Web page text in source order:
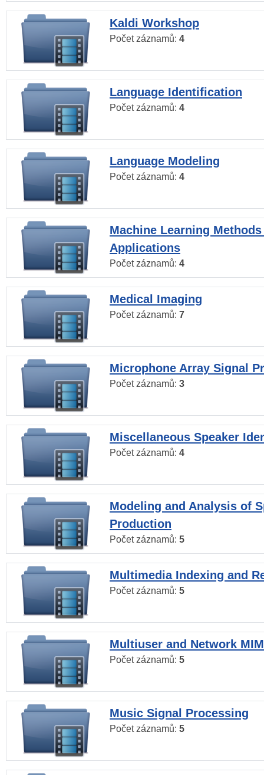
Kaldi Workshop
Počet záznamů: 4
Language Identification
Počet záznamů: 4
Language Modeling
Počet záznamů: 4
Machine Learning
Applications
Počet záznamů: 4
Medical Imaging
Počet záznamů: 7
Microphone Array Signal
Počet záznamů: 3
Miscellaneous Speaker
Počet záznamů: 4
Modeling and Analysis of
Production
Počet záznamů: 5
Multimedia Indexing and
Počet záznamů: 5
Multiuser and Network
Počet záznamů: 5
Music Signal Processing
Počet záznamů: 5